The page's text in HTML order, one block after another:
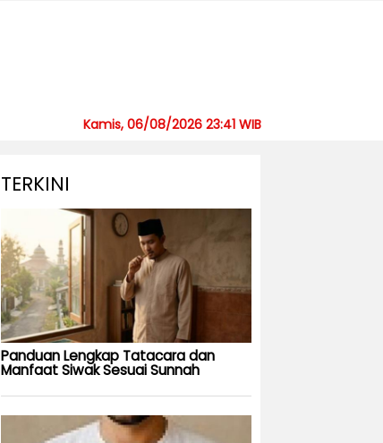
Kamis, 06/08/2026 23:41 WIB
TERKINI
Panduan Lengkap Tatacara dan
Manfaat Siwak Sesuai Sunnah